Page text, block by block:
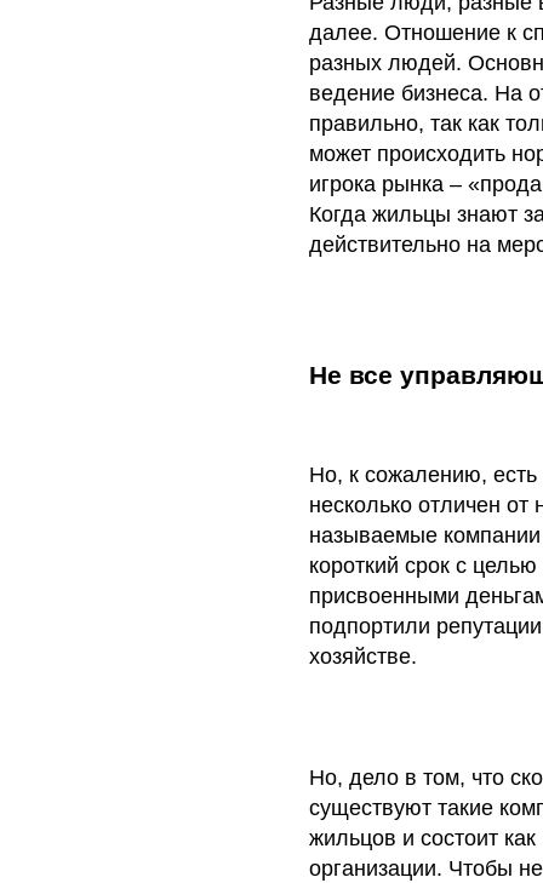
далее. Отношение к
разных людей.
ведение бизнеса. На
правильно, так как
может происходить
игрока рынка –
Когда жильцы знают
действительно на
Не все
Но, к сожалению,
несколько отличен от
называемые
короткий срок с
присвоенными
подпортили
хозяйстве.
Но, дело в том, что
существуют такие
жильцов и состоит
организации. Чтобы